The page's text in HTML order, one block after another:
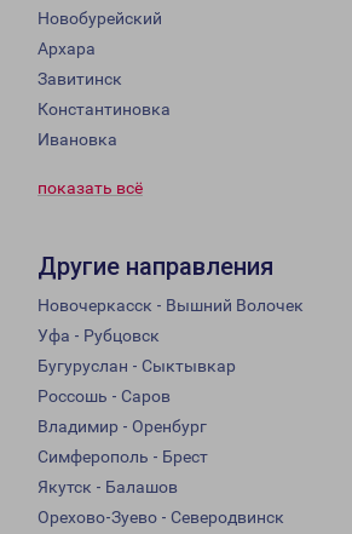
Новобурейский
Архара
Завитинск
Константиновка
Ивановка
показать всё
Другие направления
Новочеркасск - Вышний Волочек
Уфа - Рубцовск
Бугуруслан - Сыктывкар
Россошь - Саров
Владимир - Оренбург
Симферополь - Брест
Якутск - Балашов
Орехово-Зуево - Северодвинск